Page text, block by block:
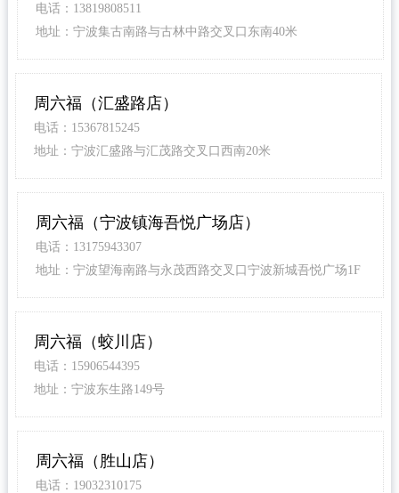
电话：13819808511
地址：宁波集古南路与古林中路交叉口东南40米
周六福（汇盛路店）
电话：15367815245
地址：宁波汇盛路与汇茂路交叉口西南20米
周六福（宁波镇海吾悦广场店）
电话：13175943307
地址：宁波望海南路与永茂西路交叉口宁波新城吾悦广场1F
周六福（蛟川店）
电话：15906544395
地址：宁波东生路149号
周六福（胜山店）
电话：19032310175